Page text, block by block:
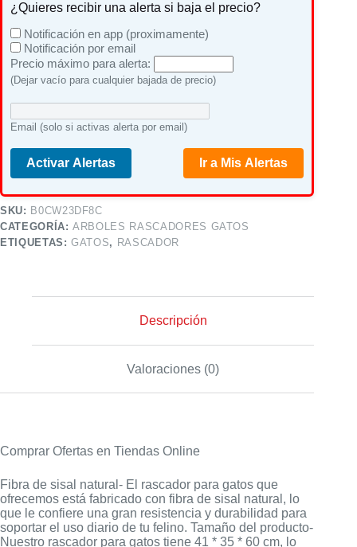
¿Quieres recibir una alerta si baja el precio?
Notificación en app (proximamente)
Notificación por email
Precio máximo para alerta:
(Dejar vacío para cualquier bajada de precio)
Email (solo si activas alerta por email)
Activar Alertas Ir a Mis Alertas
SKU: B0CW23DF8C
CATEGORÍA:ARBOLES RASCADORES GATOS
ETIQUETAS:GATOS, RASCADOR
Descripción
Valoraciones (0)
Comprar Ofertas en Tiendas Online
Fibra de sisal natural- El rascador para gatos que
ofrecemos está fabricado con fibra de sisal natural, lo
que le confiere una gran resistencia y durabilidad para
soportar el uso diario de tu felino. Tamaño del producto-
Nuestro rascador para gatos tiene 41 * 35 * 60 cm, lo